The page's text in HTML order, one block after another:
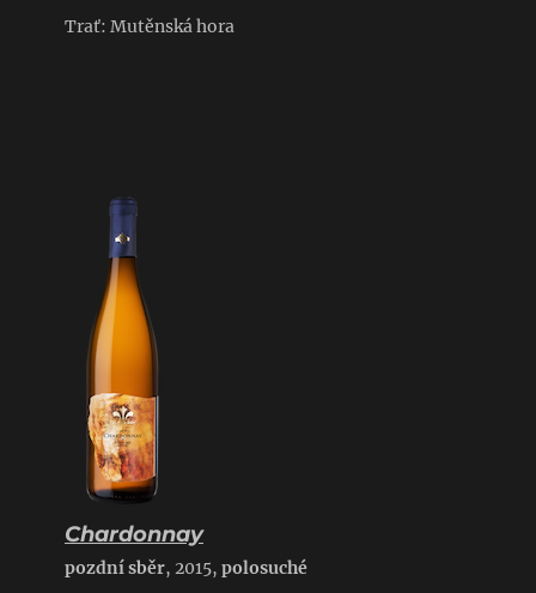
Trať: Mutěnská hora
Chardonnay
pozdní sběr, 2015, polosuché